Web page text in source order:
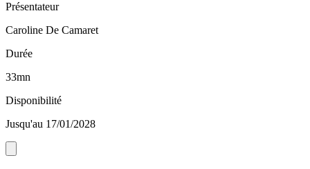
Présentateur
Caroline De Camaret
Durée
33mn
Disponibilité
Jusqu'au 17/01/2028